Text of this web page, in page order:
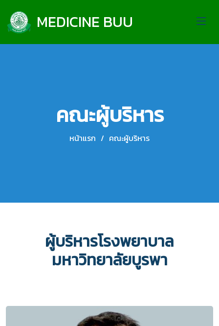
MEDICINE BUU
คณะผู้บริหาร
หน้าแรก คณะผู้บริหาร
ผู้บริหารโรงพยาบาล
มหาวิทยาลัยบูรพา